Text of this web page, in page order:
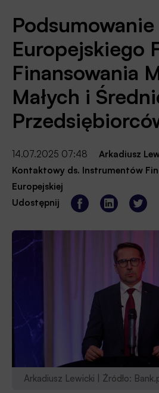
Podsumowanie
Europejskiego
Finansowania
Małych i
14.07.2025 07:48 Arkadiusz
Kontaktowy ds. Instrumentów
Europejskiej
Udostępnij
Arkadiusz Lewicki | Źródło: